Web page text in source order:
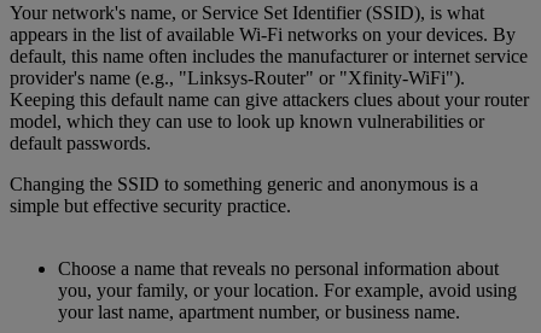
Your network's name, or Service Set Identifier (SSID), is what
appears in the list of available Wi-Fi networks on your devices. By
default, this name often includes the manufacturer or internet service
provider's name (e.g., "Linksys-Router" or "Xfinity-WiFi").
Keeping this default name can give attackers clues about your router
model, which they can use to look up known vulnerabilities or
default passwords.
Changing the SSID to something generic and anonymous is a
simple but effective security practice.
Choose a name that reveals no personal information about
you, your family, or your location. For example, avoid using
your last name, apartment number, or business name.